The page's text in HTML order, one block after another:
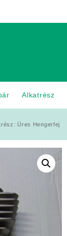
Alkatrész
Üres Hengerfej